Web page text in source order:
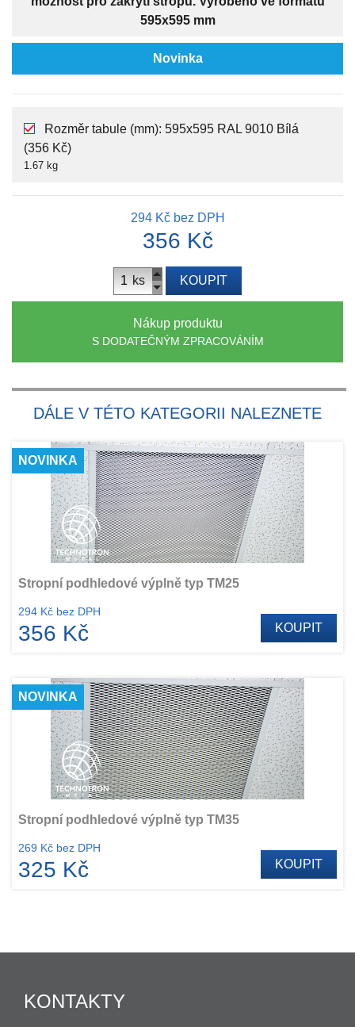
595x595 mm
Novinka
Rozměr tabule (mm): 595x595 RAL 9010 Bílá
(356 Kč)
1.67 kg
294 Kčbez DPH
356 Kč
ks KOUPIT
Nákup produktu
S DODATEČNÝM ZPRACOVÁNÍM
DÁLE V TÉTO KATEGORII NALEZNETE
NOVINKA
Stropní podhledové výplně typ TM25
294 Kč bez DPH
356 Kč KOUPIT
NOVINKA
Stropní podhledové výplně typ TM35
269 Kč bez DPH
325 Kč KOUPIT
KONTAKTY